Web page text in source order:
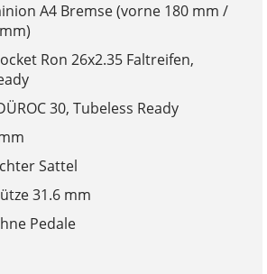
A4 Bremse (vorne 180 mm /
Ron 26x2.35 Faltreifen,
30, Tubeless Ready
Sattel
31.6 mm
Pedale